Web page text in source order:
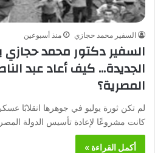
السفير محمد حجازي منذ أسبوعين
السفير دكتور محمد حجازي
الجديدة… كيف أعاد عبد
المصرية؟
لم تكن ثورة يوليو في جوهرها انقلابًا
كانت مشروعًا لإعادة تأسيس الدولة
أكمل القراءة »